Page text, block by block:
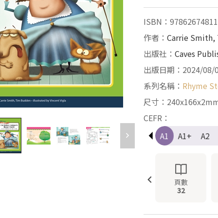
ISBN：
作者：Carrie
出版社：Caves
出版日期：2024/08/
系列名稱： Rhyme
尺寸：
CEFR：
Pre-A1
A1 A1+ A2
頁數
32